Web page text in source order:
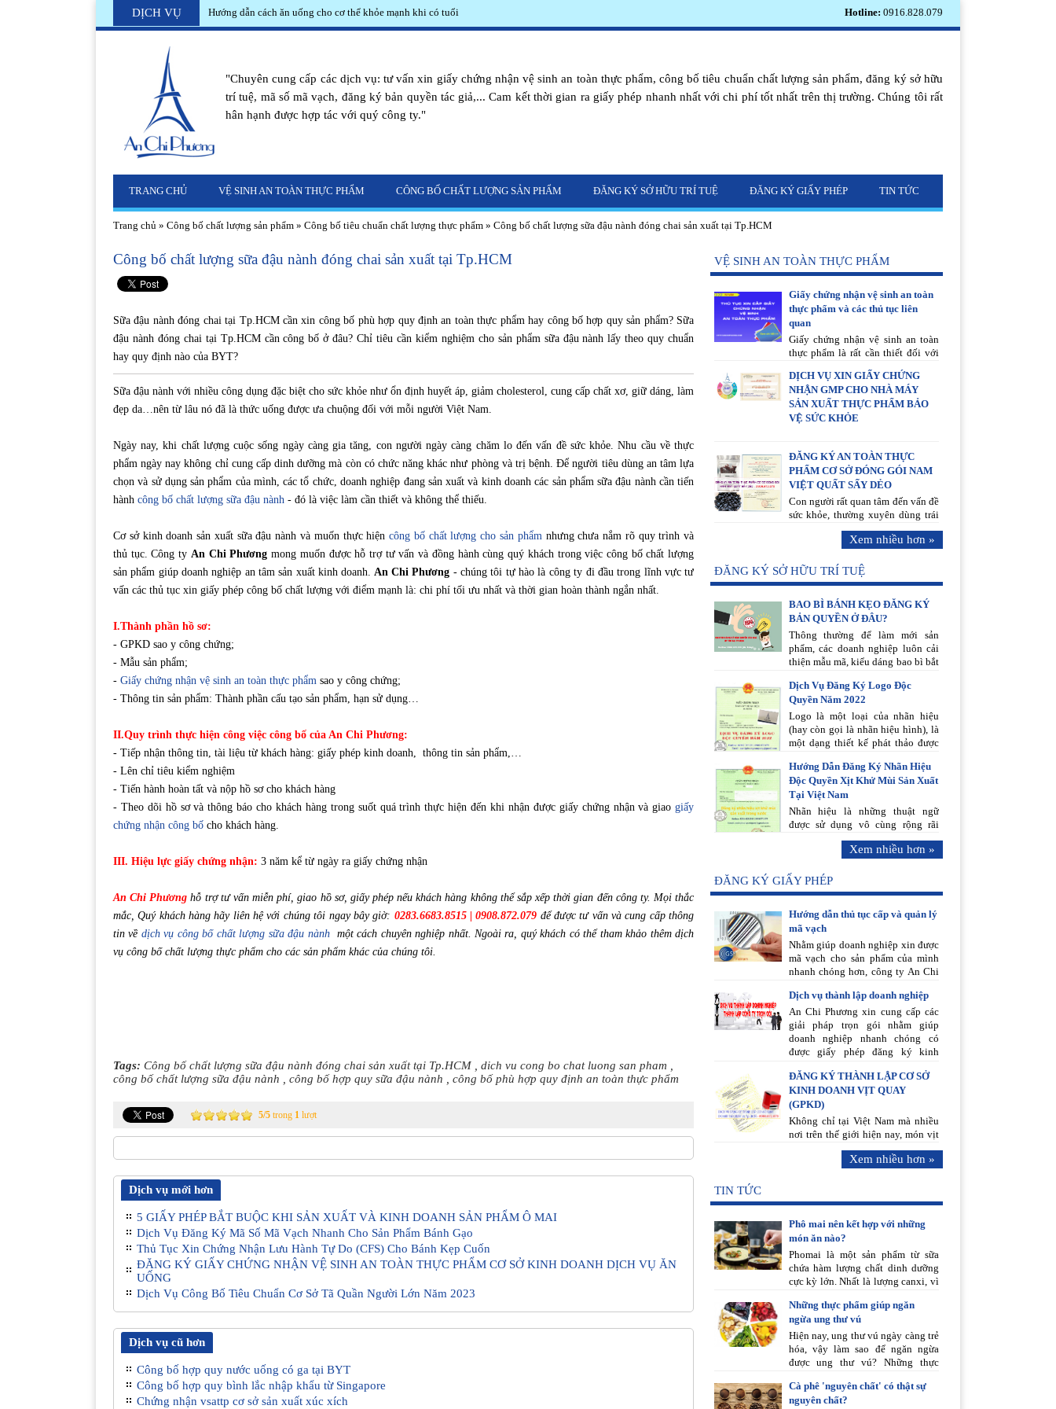
DỊCH VỤ Hướng dẫn cách ăn uống cho cơ thể khỏe mạnh khi có tuổi Hotline: 0916.828.079
"Chuyên cung cấp các dịch vụ: tư vấn xin giấy chứng nhận vệ sinh an toàn thực phẩm, công bố tiêu chuẩn chất lượng sản phẩm, đăng ký sở hữu
trí tuệ, mã số mã vạch, đăng ký bản quyền tác giả,... Cam kết thời gian ra giấy phép nhanh nhất với chi phí tốt nhất trên thị trường. Chúng tôi rất
hân hạnh được hợp tác với quý công ty."
TRANG CHỦ VỆ SINH AN TOÀN THỰC PHẨM CÔNG BỐ CHẤT LƯỢNG SẢN PHẨM ĐĂNG KÝ SỞ HỮU TRÍ TUỆ ĐĂNG KÝ GIẤY PHÉP TIN TỨC
Trang chủ » Công bố chất lượng sản phẩm » Công bố tiêu chuẩn chất lượng thực phẩm » Công bố chất lượng sữa đậu nành đóng chai sản xuất tại Tp.HCM
Công bố chất lượng sữa đậu nành đóng chai sản xuất tại Tp.HCM
Sữa đậu nành đóng chai tại Tp.HCM cần xin công bố phù hợp quy định an toàn thực phẩm hay công bố hợp quy sản phẩm? Sữa
đậu nành đóng chai tại Tp.HCM cần công bố ở đâu? Chỉ tiêu cần kiểm nghiệm cho sản phẩm sữa đậu nành lấy theo quy chuẩn
hay quy định nào của BYT?
Sữa đậu nành với nhiều công dụng đặc biệt cho sức khỏe như ổn định huyết áp, giảm cholesterol, cung cấp chất xơ, giữ dáng, làm
đẹp da…nên từ lâu nó đã là thức uống được ưa chuộng đối với mỗi người Việt Nam.
Ngày nay, khi chất lượng cuộc sống ngày càng gia tăng, con người ngày càng chăm lo đến vấn đề sức khỏe. Nhu cầu về thực
phẩm ngày nay không chỉ cung cấp dinh dưỡng mà còn có chức năng khác như phòng và trị bệnh. Để người tiêu dùng an tâm lựa
chọn và sử dụng sản phẩm của mình, các tổ chức, doanh nghiệp đang sản xuất và kinh doanh các sản phẩm sữa đậu nành cần tiến
hành công bố chất lượng sữa đậu nành - đó là việc làm cần thiết và không thể thiếu.
Cơ sở kinh doanh sản xuất sữa đậu nành và muốn thực hiệncông bố chất lượng cho sản phẩmnhưng chưa nắm rõ quy trình và
thủ tục. Công ty An Chi Phương mong muốn được hỗ trợ tư vấn và đồng hành cùng quý khách trong việc công bố chất lượng
sản phẩm giúp doanh nghiệp an tâm sản xuất kinh doanh. An Chi Phương - chúng tôi tự hào là công ty đi đầu trong lĩnh vực tư
vấn các thủ tục xin giấy phép công bố chất lượng với điểm mạnh là: chi phí tối ưu nhất và thời gian hoàn thành ngắn nhất.
I.Thành phần hồ sơ:
- GPKD sao y công chứng;
- Mẫu sản phẩm;
- Giấy chứng nhận vệ sinh an toàn thực phẩm sao y công chứng;
- Thông tin sản phẩm: Thành phần cấu tạo sản phẩm, hạn sử dụng…
II.Quy trình thực hiện công việc công bố của An Chi Phương:
- Tiếp nhận thông tin, tài liệu từ khách hàng: giấy phép kinh doanh, thông tin sản phẩm,…
- Lên chỉ tiêu kiểm nghiệm
- Tiến hành hoàn tất và nộp hồ sơ cho khách hàng
- Theo dõi hồ sơ và thông báo cho khách hàng trong suốt quá trình thực hiện đến khi nhận được giấy chứng nhận và giaogiấy
chứng nhận công bố cho khách hàng.
III. Hiệu lực giấy chứng nhận: 3 năm kể từ ngày ra giấy chứng nhận
An Chi Phương hỗ trợ tư vấn miễn phí, giao hồ sơ, giấy phép nếu khách hàng không thể sắp xếp thời gian đến công ty. Mọi thắc
mắc, Quý khách hàng hãy liên hệ với chúng tôi ngay bây giờ: 0283.6683.8515 | 0908.872.079 để được tư vấn và cung cấp thông
tin về dịch vụ công bố chất lượng sữa đậu nành một cách chuyên nghiệp nhất. Ngoài ra, quý khách có thể tham khảo thêm dịch
vụ công bố chất lượng thực phẩm cho các sản phẩm khác của chúng tôi.
Tags: Công bố chất lượng sữa đậu nành đóng chai sản xuất tại Tp.HCM dich vu cong bo chat luong san pham
công bố chất lượng sữa đậu nành
công bố hợp quy sữa đậu nành công bố phù hợp quy định an toàn thực phẩm
5/5 trong 1 lượt
Dịch vụ mới hơn
5 GIẤY PHÉP BẮT BUỘC KHI SẢN XUẤT VÀ KINH DOANH SẢN PHẨM Ô MAI
Dịch Vụ Đăng Ký Mã Số Mã Vạch Nhanh Cho Sản Phẩm Bánh Gạo
Thủ Tục Xin Chứng Nhận Lưu Hành Tự Do (CFS) Cho Bánh Kẹp Cuốn
ĐĂNG KÝ GIẤY CHỨNG NHẬN VỆ SINH AN TOÀN THỰC PHẨM CƠ SỞ KINH DOANH DỊCH VỤ ĂN
UỐNG
Dịch Vụ Công Bố Tiêu Chuẩn Cơ Sở Tã Quần Người Lớn Năm 2023
Dịch vụ cũ hơn
Công bố hợp quy nước uống có ga tại BYT
Công bố hợp quy bình lắc nhập khẩu từ Singapore
Chứng nhận vsattp cơ sở sản xuất xúc xích
VỆ SINH AN TOÀN THỰC PHẨM
Giấy chứng nhận vệ sinh an toàn
thực phẩm và các thủ tục liên
quan
Giấy chứng nhận vệ sinh an toàn
thực phẩm là rất cần thiết đối với
uống. Vậy thủ tục hồ sơ liên quan
gồm những gì?
DỊCH VỤ XIN GIẤY CHỨNG
NHẬN GMP CHO NHÀ MÁY
SẢN XUẤT THỰC PHẨM BẢO
VỆ SỨC KHỎE
ĐĂNG KÝ AN TOÀN THỰC
PHẨM CƠ SỞ ĐÓNG GÓI NAM
VIỆT QUẤT SẤY DẺO
Con người rất quan tâm đến vấn đề
sức khỏe, thường xuyên dùng trái
cây tươi để bổ sung vitamin cho cơ
Xem nhiều hơn »
ĐĂNG KÝ SỞ HỮU TRÍ TUỆ
BAO BÌ BÁNH KẸO ĐĂNG KÝ
BẢN QUYỀN Ở ĐÂU?
Thông thường để làm mới sản
phẩm, các doanh nghiệp luôn cải
thiện mẫu mã, kiểu dáng bao bì bắt
hút ánh nhìn của khách hàng, làm
nổi bật thương hiệu sản phẩm.
Dịch Vụ Đăng Ký Logo Độc
Quyền Năm 2022
Logo là một loại của nhãn hiệu
(hay còn gọi là nhãn hiệu hình), là
một dạng thiết kế phát thảo được
hay một cá nhân và được gắn với
sản phẩm hoặc dịch vụ của công
ty/cá nhân đó. Bạn chỉ cần liên hệ,
mọi việc hãy để An Chi Phương lo!
Hướng Dẫn Đăng Ký Nhãn Hiệu
Độc Quyền Xịt Khử Mùi Sản Xuất
Tại Việt Nam
Nhãn hiệu là những thuật ngữ
được sử dụng vô cùng rộng rãi
trong nền kinh tế thị trường. Nó
gắn liền với quá trình sản xuất,
Bạn chỉ cần liên hệ, mọi việc hãy
để An Chi Phương lo!
Xem nhiều hơn »
ĐĂNG KÝ GIẤY PHÉP
Hướng dẫn thủ tục cấp và quản lý
mã vạch
Nhằm giúp doanh nghiệp xin được
mã vạch cho sản phẩm của mình
nhanh chóng hơn, công ty An Chi
và quản lý mã vạch như sau:
Dịch vụ thành lập doanh nghiệp
An Chi Phương xin cung cấp các
giải pháp trọn gói nhằm giúp
doanh nghiệp nhanh chóng có
được giấy phép đăng ký kinh
được hỗ trợ vui lòng gọi đến
đường dây nóng 0988.618.198
ngay hôm nay.
ĐĂNG KÝ THÀNH LẬP CƠ SỞ
KINH DOANH VỊT QUAY
(GPKD)
Không chỉ tại Việt Nam mà nhiều
nơi trên thế giới hiện nay, món vịt
quay Bắc Kinh ngày càng phổ biến
và chinh phục được đông đảo thực
Xem nhiều hơn »
TIN TỨC
Phô mai nên kết hợp với những
món ăn nào?
Phomai là một sản phẩm từ sữa
chứa hàm lượng chất dinh dưỡng
cực kỳ lớn. Nhất là lượng canxi, vì
món ăn “đa chất”, bổ dưỡng, thơm
ngon. Phô mai góp phần tạo nên
nhiều món ăn ngon tuyệt, đặc biệt
là đối với những món bánh bạn
không thể bỏ lỡ dưới đây.
Những thực phẩm giúp ngăn
ngừa ung thư vú
Hiện nay, ung thư vú ngày càng trẻ
hóa, vậy làm sao để ngăn ngừa
được ung thư vú? Những thực
vú? An Chi Phương xin chia sẻ
những thực phẩm sau đây giúp
Cà phê 'nguyên chất' có thật sự
nguyên chất?